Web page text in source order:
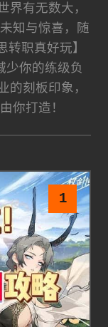
界有无数大，
知与惊喜，随
职真好玩】
少你的练级负
的刻板印象，
你打造！
1